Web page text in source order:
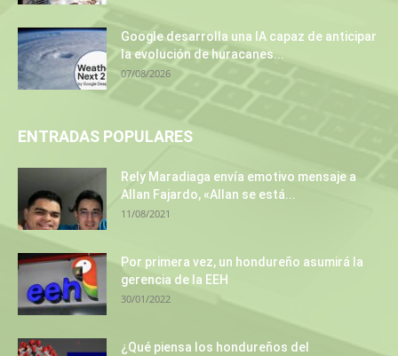
Google desarrolla una IA capaz de anticipar
la evolución de huracanes...
07/08/2026
ENTRADAS POPULARES
Rely Maradiaga envía emotivo mensaje a
Allan Fajardo, «Allan se está...
11/08/2021
Por primera vez, un hondureño asumirá la
gerencia de la EEH
30/01/2022
¿Qué piensa los hondureños del